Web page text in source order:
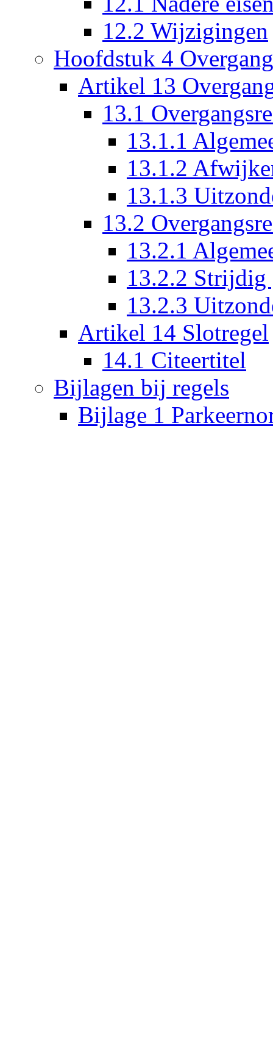
12.2 Wijzigingen
Hoofdstuk 4
Artikel 13
13.1
13.1.1
13.1.2
13.1.3
13.2
13.2.1
13.2.2 Strijdig
13.2.3
Artikel 14 Slotregel
14.1 Citeertitel
Bijlagen bij regels
Bijlage 1